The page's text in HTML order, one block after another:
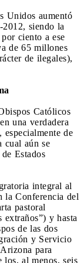
Unidos aumentó
siendo la
ciento a ese
de 65 millones
de ilegales),
Católicos
una verdadera
especialmente de
cual aún se
Estados
integral al
la Conferencia del
pastoral
y hasta
de las dos
y Servicio
para
los, al menos, seis